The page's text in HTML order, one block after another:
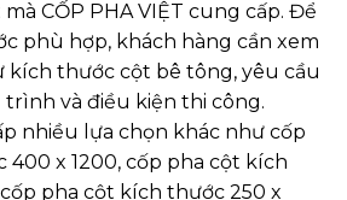
CỐP PHA VIỆT cung cấp. Để
phù hợp, khách hàng cần xem
kích thước cột bê tông, yêu cầu
và điều kiện thi công.
nhiều lựa chọn khác như cốp
x 1200, cốp pha cột kích
pha cột kích thước 250 x